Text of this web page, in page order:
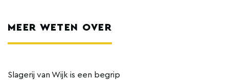
MEER WETEN OVER
Slagerij van Wijk is een begrip